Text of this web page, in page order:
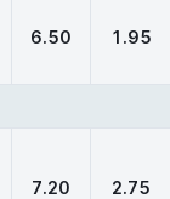
6.50 1.95
7.20 2.75